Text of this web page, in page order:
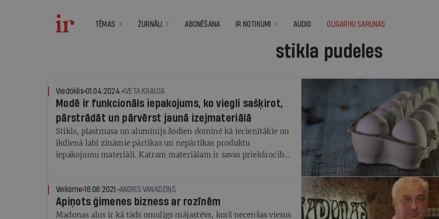
TĒMAS ŽURNĀLI ABONĒŠANA IR NOTIKUMI AUDIO OLIGARHU SARUNAS
stikla pudeles
Viedoklis 01.04.2024. IVETA KRAUJA
Modē ir funkcionāls iepakojums, ko viegli sašķirot,
pārstrādāt un pārvērst jaunā izejmateriālā
Stikls, plastmasa un alumīnijs šodien dominē kā iecienītākie un
ikdienā labi zināmie pārtikas un nepārtikas produktu
iepakojumu materiāli. Katram materiālam ir savas priekšrocības
veikalu plauktos un mūsu iepirkumu grozos. Tiek lēsts, ka
patērētāju ērtības un produktu ražošanas specifikas labad tos
izmantos tikpat plaši vismaz līdz 2030. gadam, bet pašlaik aktīvi
Veiksme 16.06.2021. ANDRIS VANADZIŅŠ
Apiņots ģimenes bizness ar rozīnēm
Madonas alus ir kā tāds omulīgs mājastēvs, kurš necenšas viesus